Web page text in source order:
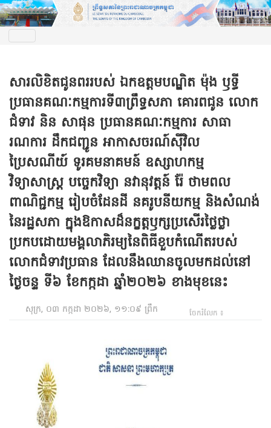
សារលិខិតជូនពររបស់ ឯកឧត្តមបណ្ឌិត ម៉ុង ឫទ្ធី
ប្រធានគណៈកម្មការទី៣ព្រឹទ្ធសភា គោរពជូន លោក
ជំទាវ និន សាផុន ប្រធានគណៈកម្មការ សាធា
រណការ ដឹកជញ្ជូន អាកាសចរណ៍ស៊ីវិល
ប្រៃសណីយ៍ ទូរគមនាគមន៍ ឧស្សាហកម្ម
វិទ្យាសាស្ត្រ បច្ចេកវិទ្យា នវានុវត្តន៍ រ៉ែ ថាមពល
ពាណិជ្ជកម្ម រៀបចំដែនដី នគរូបនីយកម្ម និងសំណង់
នៃរដ្ឋសភា ក្នុងឱកាសដ៏នក្ខត្តឫក្សប្រសើរថ្លៃថ្លា
ប្រកបដោយមង្គលាភិរម្យនៃពិធីខួបកំណើតរបស់
លោកជំទាវប្រធាន ដែលនឹងឈានចូលមកដល់នៅ
ថ្ងៃចន្ទ ទី៦ ខែកក្កដា ឆ្នាំ២០២៦ ខាងមុខនេះ
សុក្រ, ០៣ កក្កដា ២០២៦, ១១:០៩ ព្រឹក ចែករំលែក ៖